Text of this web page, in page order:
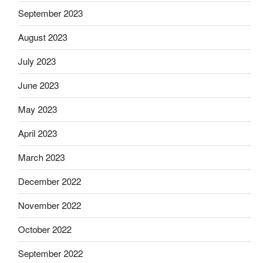
September 2023
August 2023
July 2023
June 2023
May 2023
April 2023
March 2023
December 2022
November 2022
October 2022
September 2022